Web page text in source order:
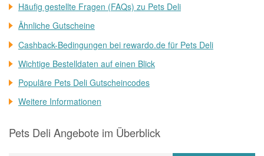
Häufig gestellte Fragen (FAQs) zu Pets Deli
Ähnliche Gutscheine
Cashback-Bedingungen bei rewardo.de für Pets Deli
Wichtige Bestelldaten auf einen Blick
Populäre Pets Deli Gutscheincodes
Weitere Informationen
Pets Deli Angebote im Überblick